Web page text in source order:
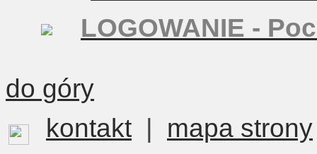
LOGOWANIE -
do góry
kontakt
mapa strony